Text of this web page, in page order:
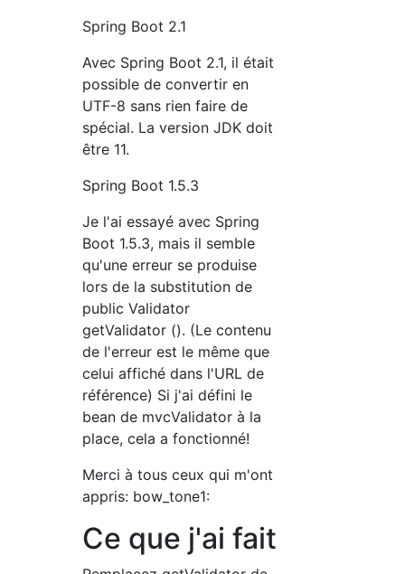
Spring Boot 2.1
Avec Spring Boot 2.1, il était
possible de convertir en
UTF-8 sans rien faire de
spécial. La version JDK doit
être 11.
Spring Boot 1.5.3
Je l'ai essayé avec Spring
Boot 1.5.3, mais il semble
qu'une erreur se produise
lors de la substitution de
public Validator
getValidator (). (Le contenu
de l'erreur est le même que
celui affiché dans l'URL de
référence) Si j'ai défini le
bean de mvcValidator à la
place, cela a fonctionné!
Merci à tous ceux qui m'ont
appris: bow_tone1:
Ce que j'ai fait